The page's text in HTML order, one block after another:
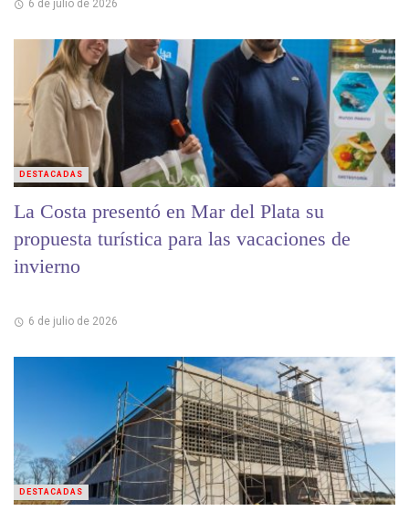
6 de julio de 2026
La Costa presentó en Mar del Plata su
propuesta turística para las vacaciones de
invierno
6 de julio de 2026
DESTACADAS
DESTACADAS